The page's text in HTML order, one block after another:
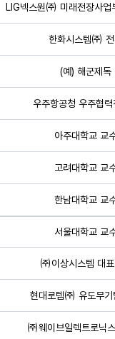
LIG넥스원㈜ 미래전장사업
한화시스템㈜
(예) 해군제독
우주항공청 우주협력
아주대학교 교
고려대학교 교
한남대학교 교
서울대학교 교
㈜이상시스템 대
현대로템㈜ 유도무기
㈜웨이브일렉트로닉